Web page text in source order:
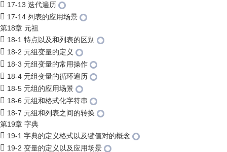
17-13 迭代遍历
17-14 列表的应用场景
第18章 元祖
18-1 特点以及和列表的区别
18-2 元组变量的定义
18-3 元组变量的常用操作
18-4 元组变量的循环遍历
18-5 元组的应用场景
18-6 元组和格式化字符串
18-7 元组和列表之间的转换
第19章 字典
19-1 字典的定义格式以及键值对的概念
19-2 变量的定义以及应用场景